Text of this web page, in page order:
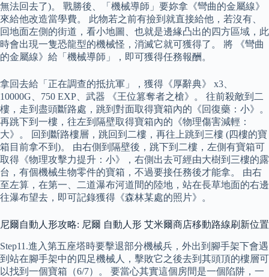
無法回去了)。 戰勝後、「機械導師」要妳拿《彎曲的金屬線》
來給他改造當學費。 此物若之前有撿到就直接給他，若沒有、
回地面左側的街道，看小地圖、也就是邊緣凸出的四方區域，此
時會出現一隻恐龍型的機械怪，消滅它就可獲得了。 將 《彎曲
的金屬線》給「機械導師」，即可獲得任務報酬。
拿回去給「正在調查的抵抗軍」，獲得《厚辭典》 x3、
10000G、750 EXP、武器 《王位篡奪者之槍》。 往前殺敵到二
樓，走到盡頭斷路處，跳到對面取得寶箱內的《回復藥：小》。
再跳下到一樓，往左到隔壁取得寶箱內的《物理傷害減輕：
大》。 回到斷路樓層，跳回到二樓，再往上跳到三樓 (四樓的寶
箱目前拿不到)。 由右側到隔壁後，跳下到二樓，左側有寶箱可
取得《物理攻擊力提升：小》，右側出去可經由大樹到三樓的露
台，有個機械生物零件的寶箱，不過要接任務後才能拿。 由右
至左算，在第一、二道瀑布河道間的陸地，站在長草地面的右邊
往瀑布望去，即可記錄獲得《森林某處的照片》。
尼爾自動人形攻略: 尼爾 自動人形 艾米爾商店移動路線刷新位置
Step11.進入第五座塔時要擊退部分機械兵，外出到腳手架下會遇
到站在腳手架中的四足機械人，擊敗它之後去到其頭頂的樓層可
以找到一個寶箱（6/7）。 要當心其實這個房間是一個陷阱，一